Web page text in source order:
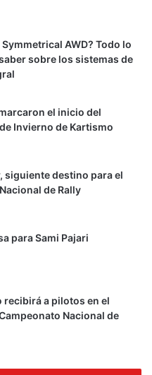
Symmetrical AWD? Todo lo
sobre los sistemas de
el inicio del
Invierno de Kartismo
siguiente destino para el
de Rally
para Sami Pajari
a pilotos en el
Nacional de